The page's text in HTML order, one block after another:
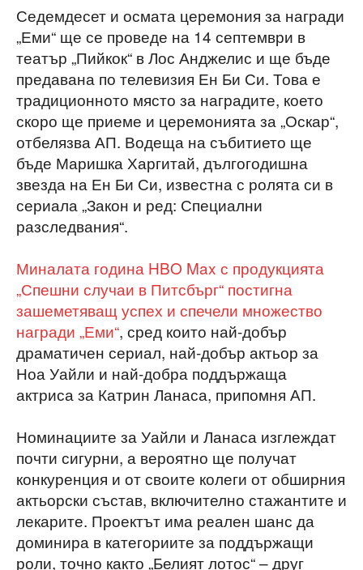
Седемдесет и осмата церемония за награди
„Еми“ ще се проведе на 14 септември в
театър „Пийкок“ в Лос Анджелис и ще бъде
предавана по телевизия Ен Би Си. Това е
традиционното място за наградите, което
скоро ще приеме и церемонията за „Оскар“,
отбелязва АП. Водеща на събитието ще
бъде Маришка Харгитай, дългогодишна
звезда на Ен Би Си, известна с ролята си в
сериала „Закон и ред: Специални
разследвания“.
Миналата година HBO Max с продукцията
„Спешни случаи в Питсбърг“ постигна
зашеметяващ успех и спечели множество
награди „Еми“, сред които най-добър
драматичен сериал, най-добър актьор за
Ноа Уайли и най-добра поддържаща
актриса за Катрин Ланаса, припомня АП.
Номинациите за Уайли и Ланаса изглеждат
почти сигурни, а вероятно ще получат
конкуренция и от своите колеги от обширния
актьорски състав, включително стажантите и
лекарите. Проектът има реален шанс да
доминира в категориите за поддържащи
роли, точно както „Белият лотос“ – друг